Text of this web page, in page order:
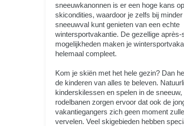
sneeuwkanonnen is er een hoge kans
skicondities, waardoor je zelfs bij minder
sneeuwval kunt genieten van een echte
wintersportvakantie. De gezellige après-
mogelijkheden maken je
helemaal compleet.
Kom je skiën met het hele gezin? Dan
de kinderen van alles te beleven.
kinderskilessen en spelen in de
rodelbanen zorgen ervoor dat ook de
vakantiegangers zich geen moment
vervelen. Veel skigebieden hebben